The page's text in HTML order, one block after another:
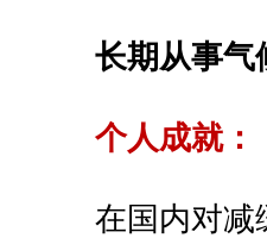
长期从事气
个人成就：
在国内对减